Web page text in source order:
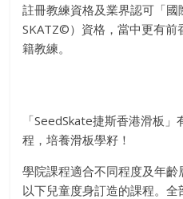
註冊教練資格及業界認可「
SKATZ©）資格，當中更有前
籍教練。
「SeedSkate捷斯香港滑板
程，培養滑板學籽！
學院課程適合不同程度及年
以下兒童度身訂造的課程。